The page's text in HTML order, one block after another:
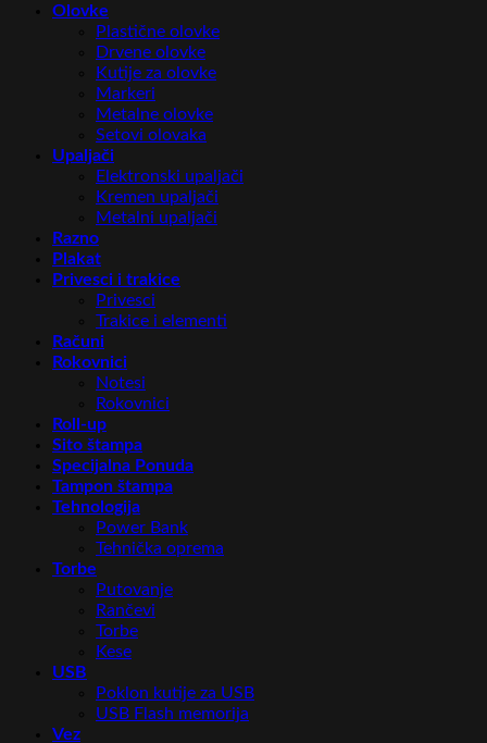
Olovke
Plastične olovke
Drvene olovke
Kutije za olovke
Markeri
Metalne olovke
Setovi olovaka
Upaljači
Elektronski upaljači
Kremen upaljači
Metalni upaljači
Razno
Plakat
Privesci i trakice
Privesci
Trakice i elementi
Računi
Rokovnici
Notesi
Rokovnici
Roll-up
Sito štampa
Specijalna Ponuda
Tampon štampa
Tehnologija
Power Bank
Tehnička oprema
Torbe
Putovanje
Rančevi
Torbe
Kese
USB
Poklon kutije za USB
USB Flash memorija
Vez